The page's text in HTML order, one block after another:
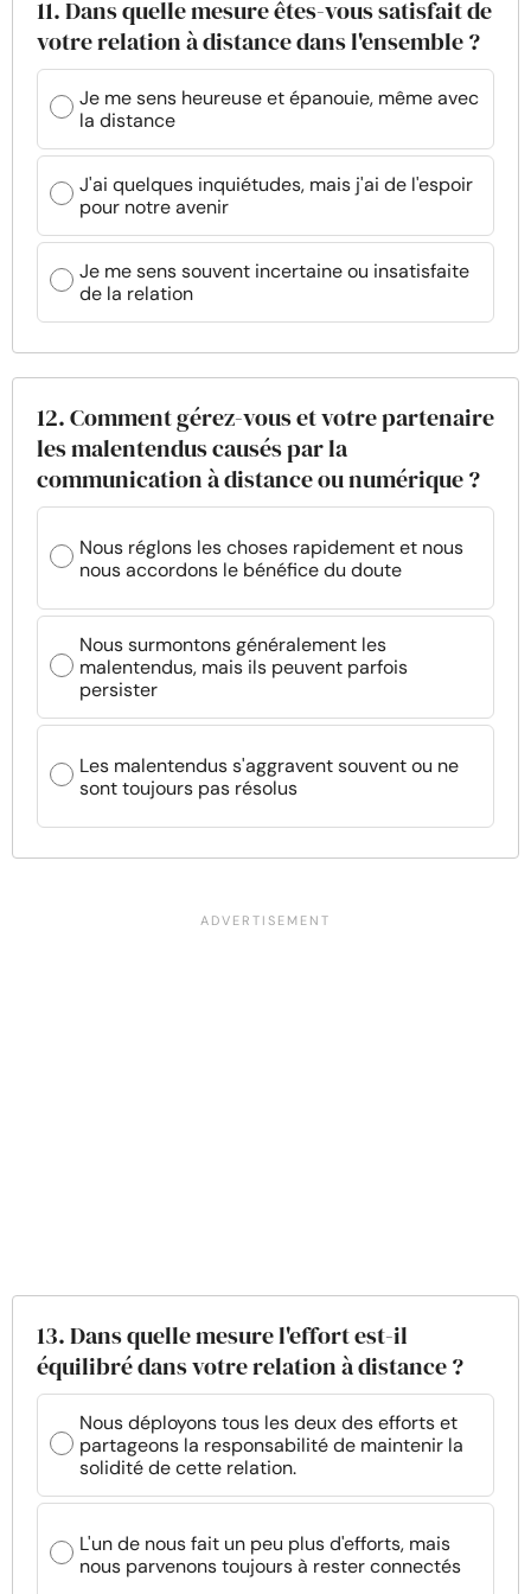
11. Dans quelle mesure êtes-vous satisfait de
votre relation à distance dans l'ensemble ?
Je me sens heureuse et épanouie, même avec
la distance
J'ai quelques inquiétudes, mais j'ai de l'espoir
pour notre avenir
Je me sens souvent incertaine ou insatisfaite
de la relation
12. Comment gérez-vous et votre partenaire
les malentendus causés par la
communication à distance ou numérique ?
Nous réglons les choses rapidement et nous
nous accordons le bénéfice du doute
Nous surmontons généralement les
malentendus, mais ils peuvent parfois
persister
Les malentendus s'aggravent souvent ou ne
sont toujours pas résolus
13. Dans quelle mesure l'effort est-il
équilibré dans votre relation à distance ?
Nous déployons tous les deux des efforts et
partageons la responsabilité de maintenir la
solidité de cette relation.
L'un de nous fait un peu plus d'efforts, mais
nous parvenons toujours à rester connectés